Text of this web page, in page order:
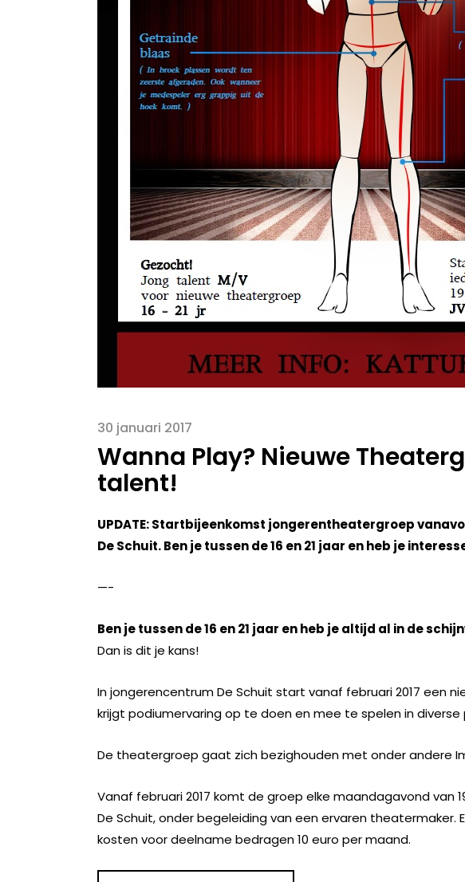
30 januari 2017
Wanna Play? Nieuwe
talent!
UPDATE: Startbijeenkomst jongerentheatergroep
De Schuit. Ben je tussen de 16 en 21 jaar en heb je
—-
Ben je tussen de 16 en 21 jaar en heb je altijd al in de
Dan is dit je kans!
In jongerencentrum De Schuit start vanaf februari 2017 een
krijgt podiumervaring op te doen en mee te spelen in diverse
De theatergroep gaat zich bezighouden met onder andere
Vanaf februari 2017 komt de groep elke maandagavond van
De Schuit, onder begeleiding van een ervaren theatermaker.
kosten voor deelname bedragen 10 euro per maand.